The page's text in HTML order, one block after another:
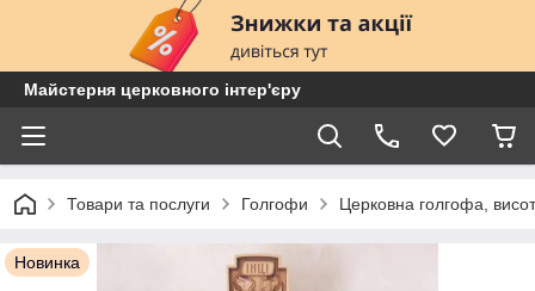
Майстерня церковного інтер'єру
Товари та послуги Голгофи Церковна голгофа,
Новинка